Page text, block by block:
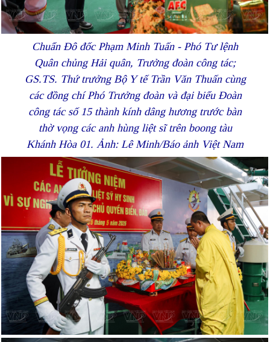
Chuẩn Đô đốc Phạm Minh Tuấn - Phó Tư lệnh
Quân chủng Hải quân, Trưởng đoàn công tác;
GS.TS. Thứ trưởng Bộ Y tế Trần Văn Thuấn cùng
các đồng chí Phó Trưởng đoàn và đại biểu Đoàn
công tác số 15 thành kính dâng hương trước bàn
thờ vọng các anh hùng liệt sĩ trên boong tàu
Khánh Hòa 01. Ảnh: Lê Minh/Báo ảnh Việt Nam